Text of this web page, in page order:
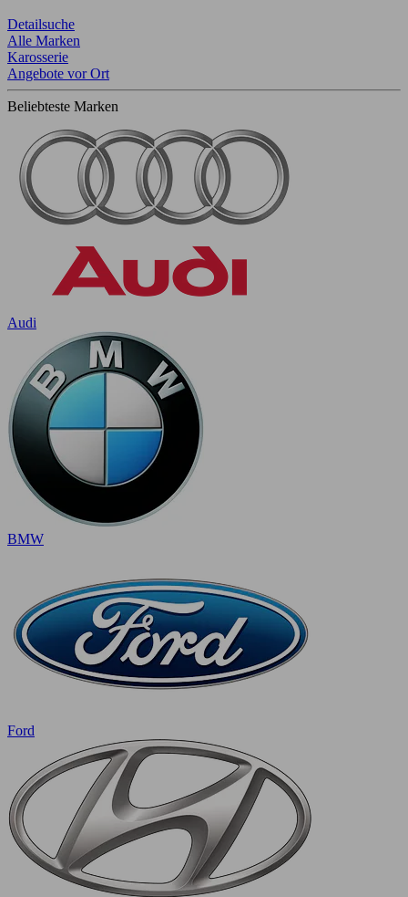
Detailsuche
Alle Marken
Karosserie
Angebote vor Ort
Beliebteste Marken
Audi
BMW
Ford